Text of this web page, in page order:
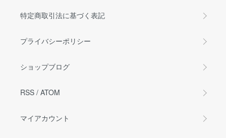
特定商取引法に基づく表記
プライバシーポリシー
ショップブログ
RSS / ATOM
マイアカウント